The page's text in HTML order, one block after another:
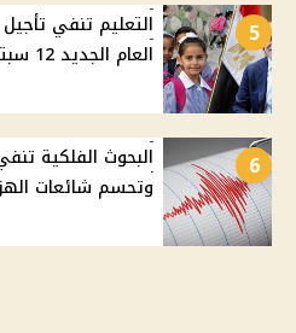
5
التعليم تنفي
العام الجديد 12 سبتمبر والدولية 6 سبتمبر
6
البحوث الفلكية
وتحسم شائعات